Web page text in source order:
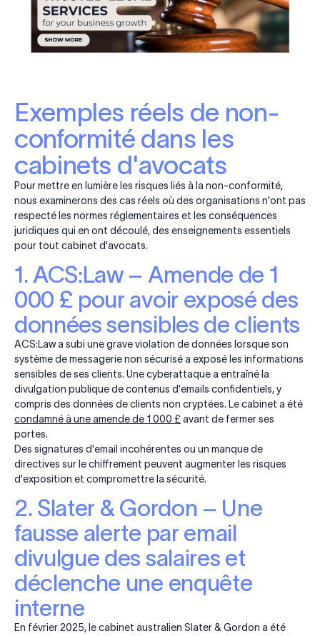
Exemples réels de non-
conformité dans les
cabinets d'avocats
Pour mettre en lumière les risques liés à la non-conformité,
nous examinerons des cas réels où des organisations n'ont pas
respecté les normes réglementaires et les conséquences
juridiques qui en ont découlé, des enseignements essentiels
pour tout cabinet d'avocats.
1. ACS:Law – Amende de 1
000 £ pour avoir exposé des
données sensibles de clients
ACS:Law a subi une grave violation de données lorsque son
système de messagerie non sécurisé a exposé les informations
sensibles de ses clients. Une cyberattaque a entraîné la
divulgation publique de contenus d'emails confidentiels, y
compris des données de clients non cryptées. Le cabinet a été
condamné à une amende de 1 000 £ avant de fermer ses
portes.
Des signatures d'email incohérentes ou un manque de
directives sur le chiffrement peuvent augmenter les risques
d'exposition et compromettre la sécurité.
2. Slater & Gordon – Une
fausse alerte par email
divulgue des salaires et
déclenche une enquête
interne
En février 2025, le cabinet australien Slater & Gordon a été